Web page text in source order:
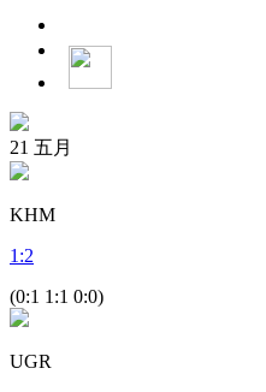
21 五月
KHM
1 :2
(0:1 1:1 0:0)
UGR